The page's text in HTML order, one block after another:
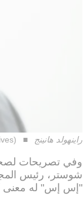
راينهولد هانينج
وفي تصريحات
شوستر، رئيس
"إس إس" له معنى